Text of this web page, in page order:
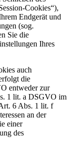
Cookies“),
Endgerät und
(sog.
Sie die
Ihres
auch
die
entweder zur
1 lit. a DSGVO im
6 Abs. 1 lit. f
an der
einer
des